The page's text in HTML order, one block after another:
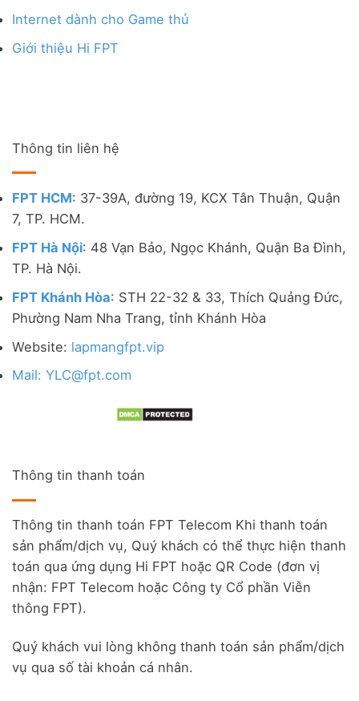
Internet dành cho Game thủ
Giới thiệu Hi FPT
Thông tin liên hệ
FPT HCM: 37-39A, đường 19, KCX Tân Thuận, Quận
7, TP. HCM.
FPT Hà Nội: 48 Vạn Bảo, Ngọc Khánh, Quận Ba Đình,
TP. Hà Nội.
FPT Khánh Hòa: STH 22-32 & 33, Thích Quảng Đức,
Phường Nam Nha Trang, tỉnh Khánh Hòa
Website: lapmangfpt.vip
Mail: YLC@fpt.com
Thông tin thanh toán
Thông tin thanh toán FPT Telecom Khi thanh toán
sản phẩm/dịch vụ, Quý khách có thể thực hiện thanh
toán qua ứng dụng Hi FPT hoặc QR Code (đơn vị
nhận: FPT Telecom hoặc Công ty Cổ phần Viễn
thông FPT).
Quý khách vui lòng không thanh toán sản phẩm/dịch
vụ qua số tài khoản cá nhân.